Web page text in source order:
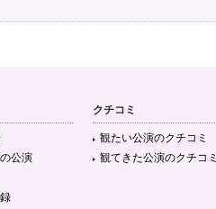
公演
クチコミ
観たい公演のクチコミ
観てきた公演のクチコミ